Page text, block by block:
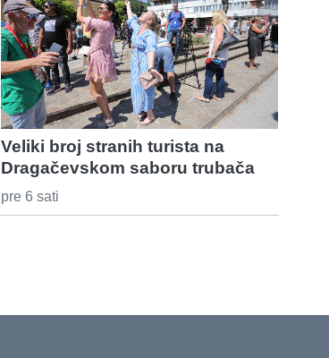
Veliki broj stranih turista na
Dragačevskom saboru trubača
pre 6 sati